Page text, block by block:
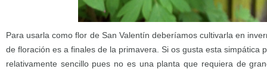
Para usarla como flor de San Valentín deberíamos cultivarla en
de floración es a finales de la primavera. Si os gusta esta simpática
relativamente sencillo pues no es una planta que requiera de